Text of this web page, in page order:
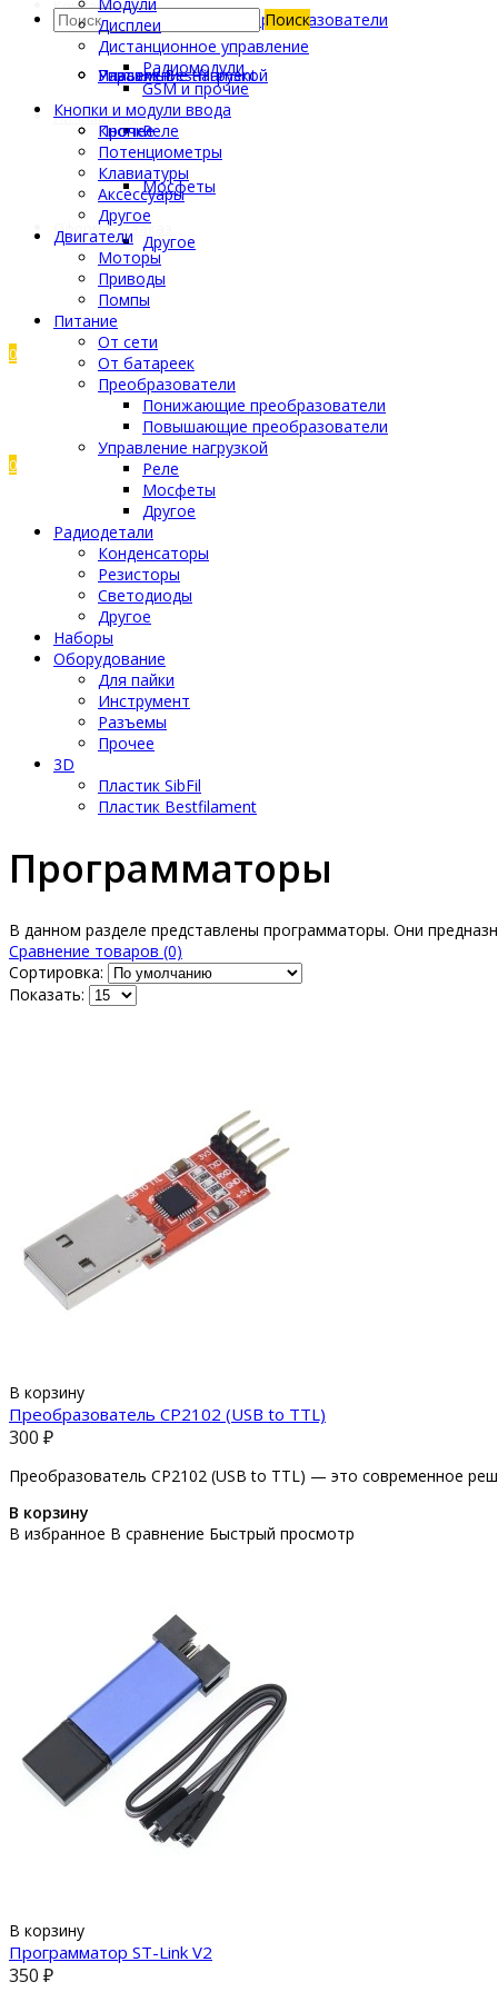
Контакты
Личный кабинет
Оформить заказ
0
0
Кабели
Повышающие преобразователи
Управление нагрузкой
Реле
Мосфеты
Другое
Другое
Инструмент
Разъемы
Прочее
Пластик SibFil
Пластик Bestfilament
Поиск
Дисплеи
Дистанционное управление
Радиомодули
GSM и прочие
Кнопки и модули ввода
Кнопки
Потенциометры
Клавиатуры
Аксессуары
Другое
Двигатели
Моторы
Приводы
Помпы
Питание
От сети
От батареек
Преобразователи
Понижающие преобразователи
Повышающие преобразователи
Управление нагрузкой
Реле
Мосфеты
Другое
Радиодетали
Конденсаторы
Резисторы
Светодиоды
Другое
Наборы
Оборудование
Для пайки
Инструмент
Разъемы
Прочее
3D
Пластик SibFil
Пластик Bestfilament
Программаторы
В данном разделе представлены программаторы. Они
Сравнение товаров (0)
Сортировка:
Показать:
В корзину
Преобразователь CP2102 (USB to TTL)
300 ₽
Преобразователь CP2102 (USB to TTL) — это современное
В корзину
В избранное В сравнение Быстрый просмотр
В корзину
Программатор ST-Link V2
350 ₽